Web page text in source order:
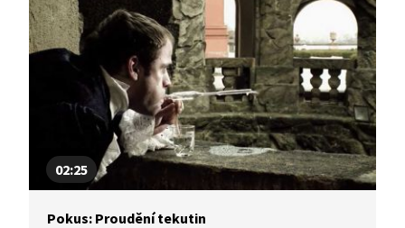
02:25
Pokus: Proudění tekutin